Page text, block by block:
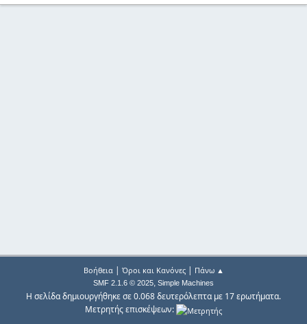
Βοήθεια| Όροι και Κανόνες| Πάνω ▲
SMF 2.1.6 © 2025, Simple Machines
Η σελίδα δημιουργήθηκε σε 0.068 δευτερόλεπτα με 17 ερωτήματα.
Μετρητής επισκέψεων: